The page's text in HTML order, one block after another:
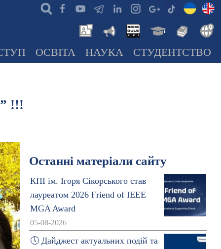
ОСВІТА НАУКА СТУДЕНТСТВО
!!!
Останні матеріали сайту
КПІ ім. Ігоря Сікорського став
лауреатом 2026 Friend of IEEE
MGA Award
05-08-2026
🕔 Дайджест актуальних подій та